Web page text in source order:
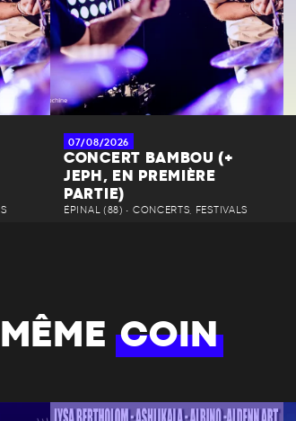
07/08/2026
CONCERT BAMBOU (+
JEPH, EN PREMIÈRE
PARTIE)
ÉPINAL (88) • CONCERTS, FESTIVALS
COIN